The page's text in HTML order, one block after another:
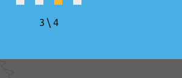
4 \ 4